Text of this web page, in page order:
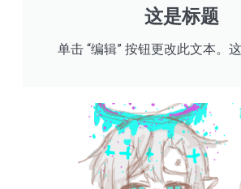
这是标题
单击 “编辑” 按钮更改此文本。